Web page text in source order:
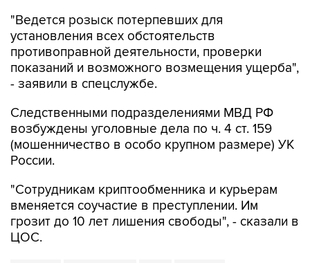
"Ведется розыск потерпевших для
установления всех обстоятельств
противоправной деятельности, проверки
показаний и возможного возмещения ущерба",
- заявили в спецслужбе.
Следственными подразделениями МВД РФ
возбуждены уголовные дела по ч. 4 ст. 159
(мошенничество в особо крупном размере) УК
России.
"Сотрудникам криптообменника и курьерам
вменяется соучастие в преступлении. Им
грозит до 10 лет лишения свободы", - сказали в
ЦОС.